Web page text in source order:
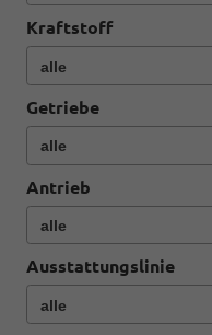
Kraftstoff
Getriebe
Antrieb
Ausstattungslinie